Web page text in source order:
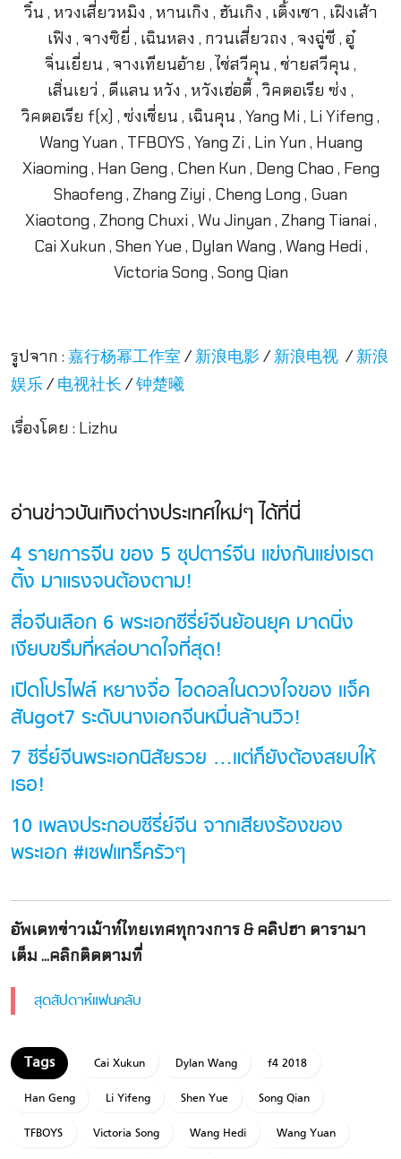
รูปจาก : 嘉行杨幂工作室 /新浪电影 /新浪电视/新浪
娱乐/电视社长 /钟楚曦
เรื่องโดย : Lizhu
อ่านข่าวบันเทิงต่างประเทศใหม่ๆ ได้ที่นี่
4 รายการจีน ของ 5 ซุปตาร์จีน แข่งกันแย่งเรต
ติ้ง มาแรงจนต้องตาม!
สื่อจีนเลือก 6 พระเอกซีรี่ย์จีนย้อนยุค มาดนิ่ง
เงียบขรึมที่หล่อบาดใจที่สุด!
เปิดโปรไฟล์ หยางจื่อ ไอดอลในดวงใจของ แจ็ค
สันgot7 ระดับนางเอกจีนหมื่นล้านวิว!
7 ซีรี่ย์จีนพระเอกนิสัยรวย …แต่ก็ยังต้องสยบให้
เธอ!
10 เพลงประกอบซีรี่ย์จีน จากเสียงร้องของ
พระเอก #เซฟแทร็ครัวๆ
อัพเดทข่าวเม้าท์ไทยเทศทุกวงการ & คลิปฮา ดารามา
เต็ม ...คลิกติดตามที่
สุดสัปดาห์แฟนคลับ
Cai Xukun Dylan Wang
f4 2018
Han Geng
Li Yifeng Shen Yue
Song Qian
TFBOYS
Victoria Song Wang Hedi
Wang Yuan